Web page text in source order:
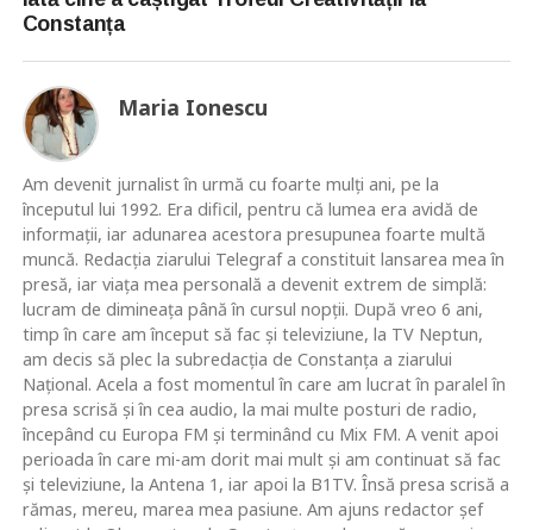
Constanța
Maria Ionescu
Am devenit jurnalist în urmă cu foarte mulţi ani, pe la
începutul lui 1992. Era dificil, pentru că lumea era avidă de
informaţii, iar adunarea acestora presupunea foarte multă
muncă. Redacţia ziarului Telegraf a constituit lansarea mea în
presă, iar viaţa mea personală a devenit extrem de simplă:
lucram de dimineaţa până în cursul nopţii. După vreo 6 ani,
timp în care am început să fac şi televiziune, la TV Neptun,
am decis să plec la subredacţia de Constanţa a ziarului
Naţional. Acela a fost momentul în care am lucrat în paralel în
presa scrisă şi în cea audio, la mai multe posturi de radio,
începând cu Europa FM şi terminând cu Mix FM. A venit apoi
perioada în care mi-am dorit mai mult şi am continuat să fac
şi televiziune, la Antena 1, iar apoi la B1TV. Însă presa scrisă a
rămas, mereu, marea mea pasiune. Am ajuns redactor şef